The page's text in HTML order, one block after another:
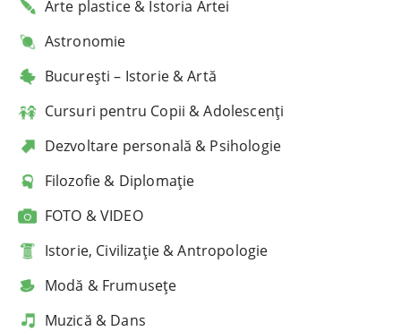
Arte plastice & Istoria Artei
Astronomie
București – Istorie & Artă
Cursuri pentru Copii & Adolescenți
Dezvoltare personală & Psihologie
Filozofie & Diplomație
FOTO & VIDEO
Istorie, Civilizație & Antropologie
Modă & Frumusețe
Muzică & Dans